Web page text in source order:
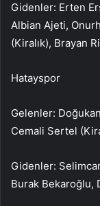
Gidenler: Erten
Albian Ajeti,
(Kiralık), Brayan
Hatayspor
Gelenler:
Cemali Sertel
Gidenler:
Burak Bekaroğlu,